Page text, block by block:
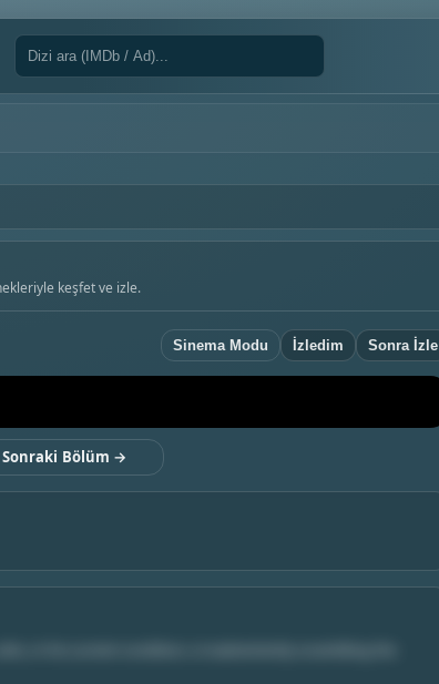
keşfet ve izle.
Sinema Modu İzledim Sonra İzle
Sonraki Bölüm →